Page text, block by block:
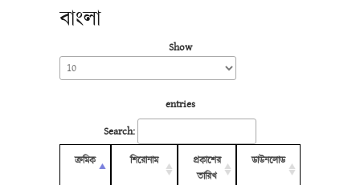
বাংলা
Show
entries
Search:
ক্রমিক শিরোনাম
প্রকাশের
তারিখ
ডাউনলোড